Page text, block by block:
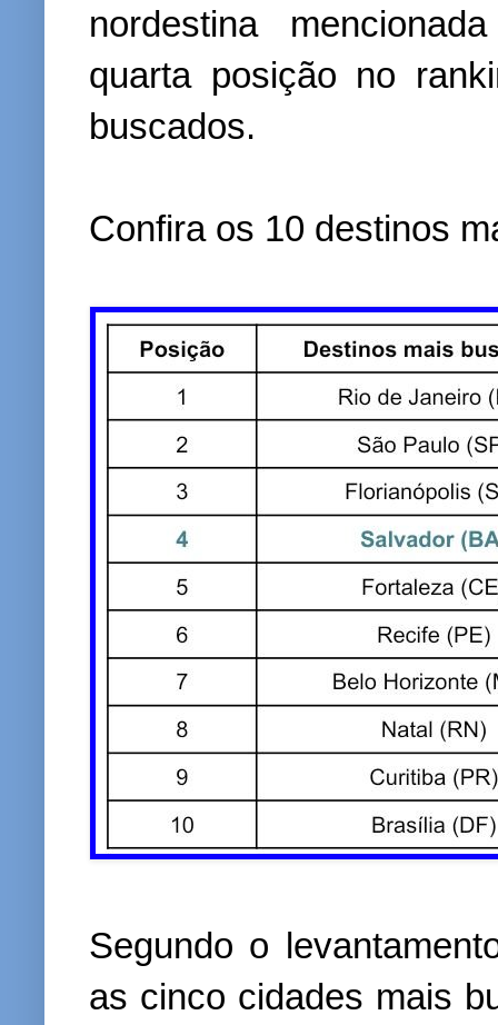
nordestina
quarta posição no
buscados.
Confira os 10 destinos
Segundo o
as cinco cidades mais